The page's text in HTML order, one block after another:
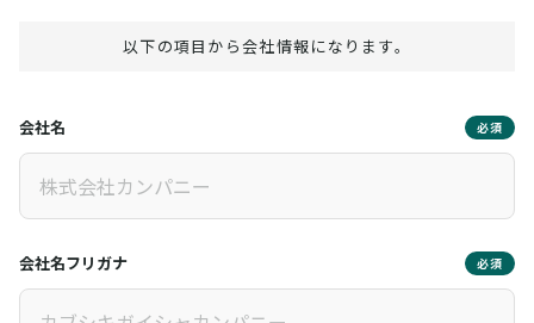
以下の項目から会社情報になります。
会社名 必須
会社名フリガナ 必須